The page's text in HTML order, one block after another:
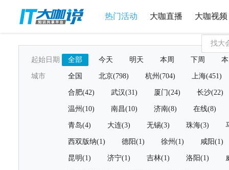
热门活动 大咖直播 大咖视频
起始日期 全部 今天 明天 本周 下周
城市 全国 北京(798) 杭州(704) 上海(451)
合肥(42) 武汉(31) 厦门(24) 长沙(22)
温州(10) 南昌(10) 济南(8) 在线(8)
青岛(4) 大连(3) 无锡(3) 珠海(3)
西双版纳(1) 德阳(1) 徐州(1) 咸阳(1)
昆明(1) 济宁(1) 吉林(1) 洛阳(1)